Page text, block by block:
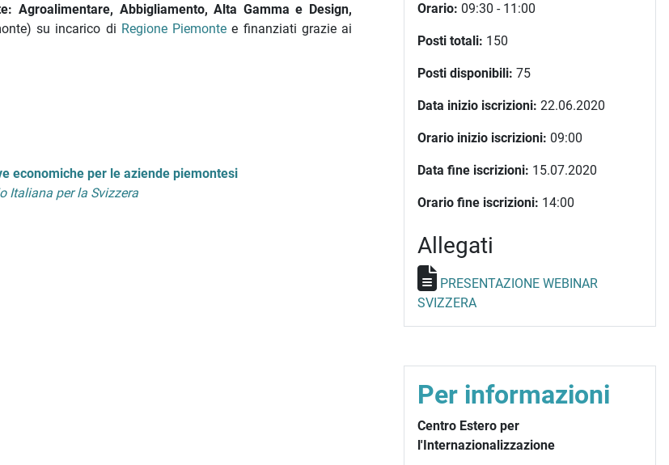
Agroalimentare, Abbigliamento, Alta Gamma e Design,
su incarico di Regione Piemonte e finanziati grazie ai
economiche per le aziende piemontesi
Italiana per la Svizzera
Orario: 09:30 - 11:00
Posti totali: 150
Posti disponibili: 75
Data inizio iscrizioni: 22.06.2020
Orario inizio iscrizioni: 09:00
Data fine iscrizioni: 15.07.2020
Orario fine iscrizioni: 14:00
Allegati
PRESENTAZIONE WEBINAR
SVIZZERA
Per informazioni
Centro Estero per
l'Internazionalizzazione